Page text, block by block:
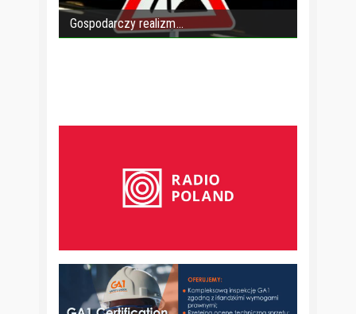
Gospodarczy realizm